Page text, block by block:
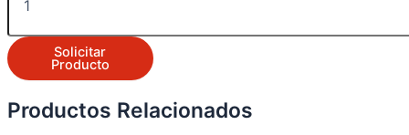
Solicitar
Producto
Productos Relacionados